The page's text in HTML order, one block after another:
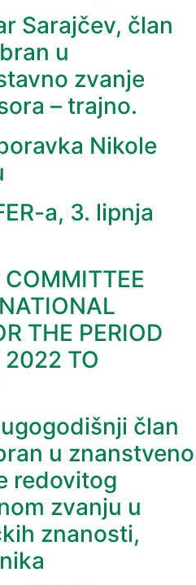
Sarajčev, član
u
zvanje
– trajno.
Nikole
a, 3. lipnja
COMMITTEE
THE PERIOD
2022 TO
član
u znanstveno
redovitog
zvanju u
znanosti,